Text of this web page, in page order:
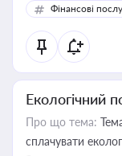
Фінансові
Екологічний
Про що тема:
сплачувати